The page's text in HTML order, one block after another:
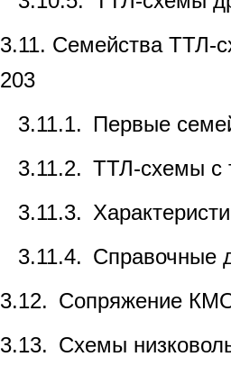
3.11. Семейства ТТЛ-
203
3.11.1. Первые
3.11.2. ТТЛ-схемы с
3.11.3.
3.11.4. Справочные
3.12. Сопряжение
3.13. Схемы